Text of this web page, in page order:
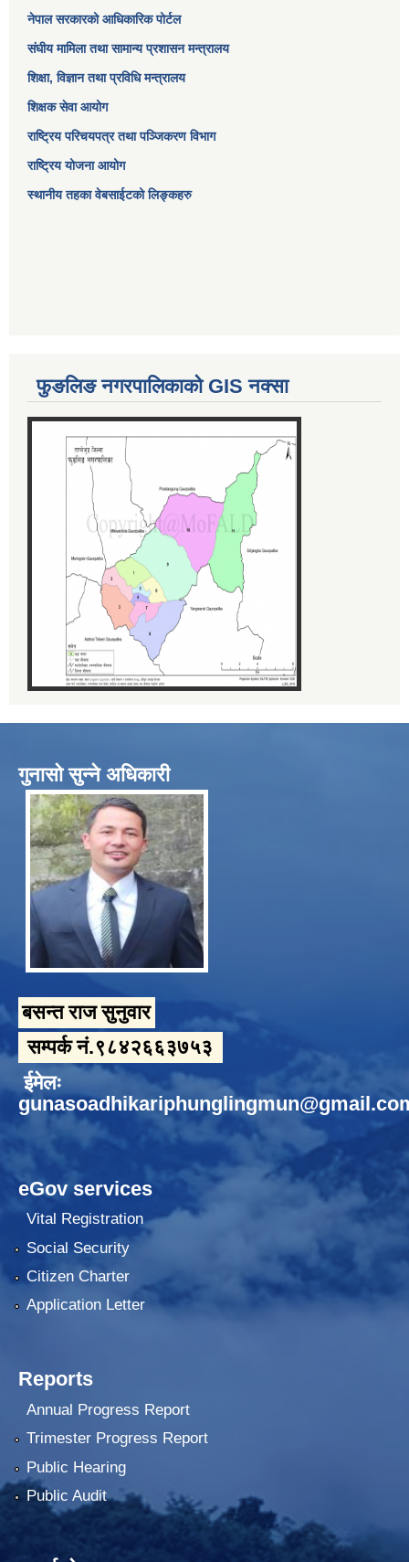
नेपाल सरकारको आधिकारिक पोर्टल
संघीय मामिला तथा सामान्य प्रशासन मन्त्रालय
शिक्षा, विज्ञान तथा प्रविधि मन्त्रालय
शिक्षक सेवा आयोग
राष्ट्रिय परिचयपत्र तथा पञ्जिकरण विभाग
राष्ट्रिय योजना आयोग
स्थानीय तहका वेबसाईटको लिङ्कहरु
फुङलिङ नगरपालिकाको GIS नक्सा
गुनासो सुन्ने अधिकारी
बसन्त राज सुनुवार
सम्पर्क नं.९८४२६६३७५३
ईमेलः
eGov services
Vital Registration
Social Security
Citizen Charter
Application Letter
Reports
Annual Progress Report
Trimester Progress Report
Public Hearing
Public Audit